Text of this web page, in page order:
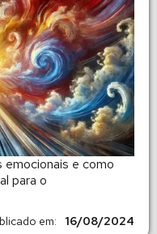
e como
para o
em: 16/08/2024